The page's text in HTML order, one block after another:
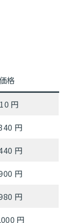
価格
円
円
円
円
円
円